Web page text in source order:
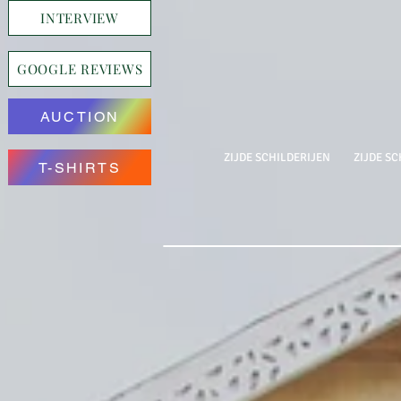
INTERVIEW
GOOGLE REVIEWS
AUCTION
T-SHIRTS
ZIJDE SCHILDERIJEN ZIJDE